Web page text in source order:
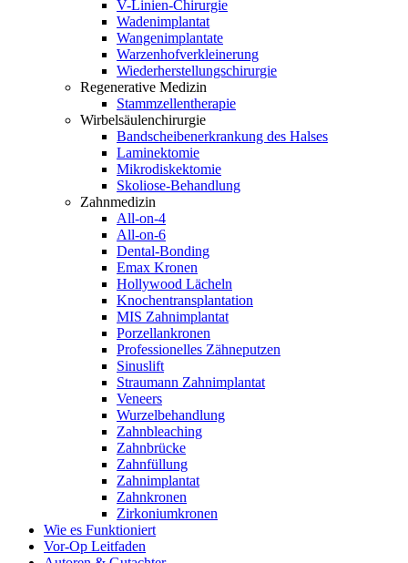
V-Linien-Chirurgie
Wadenimplantat
Wangenimplantate
Warzenhofverkleinerung
Wiederherstellungschirurgie
Regenerative Medizin
Stammzellentherapie
Wirbelsäulenchirurgie
Bandscheibenerkrankung des Halses
Laminektomie
Mikrodiskektomie
Skoliose-Behandlung
Zahnmedizin
All-on-4
All-on-6
Dental-Bonding
Emax Kronen
Hollywood Lächeln
Knochentransplantation
MIS Zahnimplantat
Porzellankronen
Professionelles Zähneputzen
Sinuslift
Straumann Zahnimplantat
Veneers
Wurzelbehandlung
Zahnbleaching
Zahnbrücke
Zahnfüllung
Zahnimplantat
Zahnkronen
Zirkoniumkronen
Wie es Funktioniert
Vor-Op Leitfaden